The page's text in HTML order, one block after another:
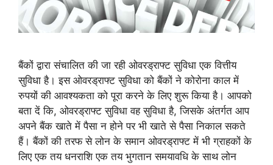
बैंकों द्वारा संचालित की जा रही ओवरड्राफ्ट सुविधा एक वित्तीय
सुविधा है। इस ओवरड्राफ्ट सुविधा को बैंकों ने कोरोना काल में
रुपयों की आवश्यकता को पूरा करने के लिए शुरू किया है। आपको
बता दें कि, ओवरड्राफ्ट सुविधा वह सुविधा है, जिसके अंतर्गत आप
अपने बैंक खाते में पैसा न होने पर भी खाते से पैसा निकाल सकते
हैं। बैंकों की तरफ से लोन के समान ओवरड्राफ्ट में भी ग्राहकों के
लिए एक तय धनराशि एक तय भुगतान समयावधि के साथ लोन